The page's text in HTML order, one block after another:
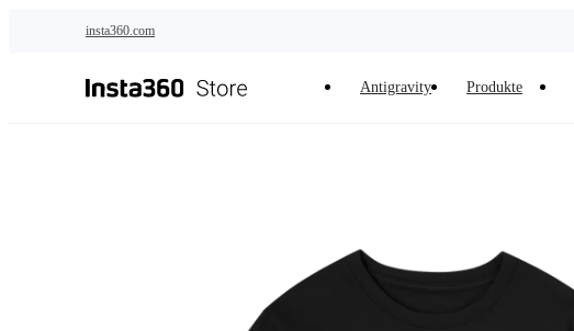
insta360.com
Antigravity Produkte